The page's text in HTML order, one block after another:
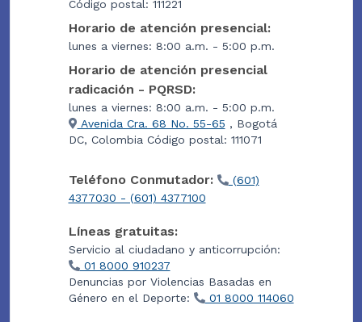
Código postal: 111221
Horario de atención presencial:
lunes a viernes: 8:00 a.m. - 5:00 p.m.
Horario de atención presencial
radicación - PQRSD:
lunes a viernes: 8:00 a.m. - 5:00 p.m.
Avenida Cra. 68 No. 55-65 , Bogotá
DC, Colombia Código postal: 111071
Teléfono Conmutador:
(601)
4377030 - (601) 4377100
Líneas gratuitas:
Servicio al ciudadano y anticorrupción:
01 8000 910237
Denuncias por Violencias Basadas en
Género en el Deporte:
01 8000 114060